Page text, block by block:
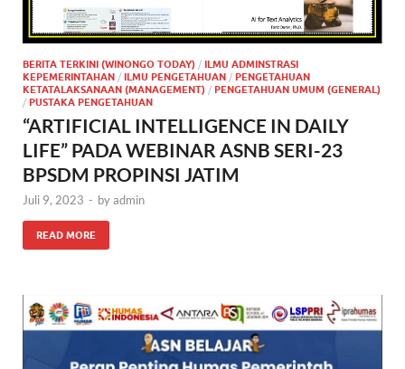
BERITA TERKINI (WINONGO TODAY) / ILMU ADMINSTRASI
KEPEMERINTAHAN / ILMU PENGETAHUAN / PENGETAHUAN
KETATALAKSANAAN (MANAGEMENT) / PENGETAHUAN UMUM (GENERAL)
/ PUSTAKA PENGETAHUAN
“ARTIFICIAL INTELLIGENCE IN DAILY
LIFE” PADA WEBINAR ASNB SERI-23
BPSDM PROPINSI JATIM
Juli 9, 2023 - byadmin
READ MORE